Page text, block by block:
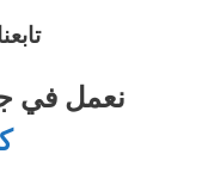
نعمل في